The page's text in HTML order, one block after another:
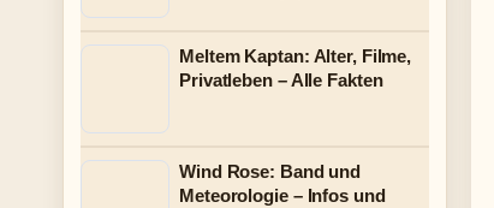
Meltem Kaptan: Alter, Filme,
Privatleben – Alle Fakten
Wind Rose: Band und
Meteorologie – Infos und